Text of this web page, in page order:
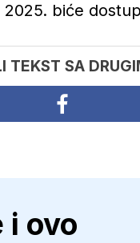
2025. biće
TEKST SA
i ovo